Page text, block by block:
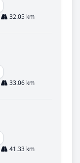
32.05 km
33.06 km
41.33 km